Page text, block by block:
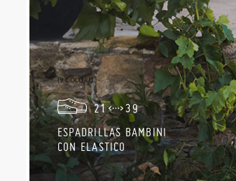
(9 COLORI)
21
39
ESPADRILLAS BAMBINI
CON ELASTICO